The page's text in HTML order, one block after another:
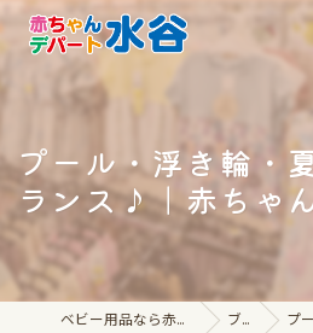
プール・浮き輪・
ランス♪｜赤ちゃ
ベビー用品なら赤ちゃんデパート水谷 ブログ プー